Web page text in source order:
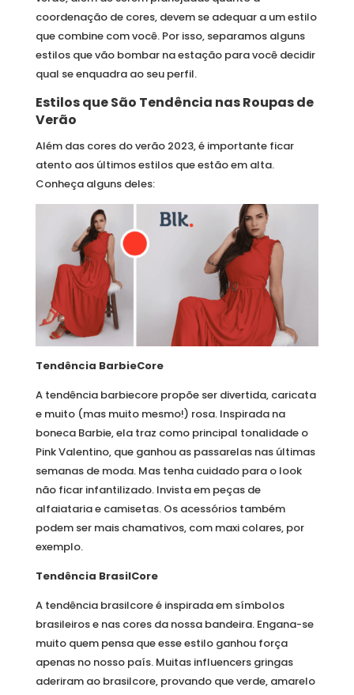
coordenação de cores, devem se adequar a um estilo
que combine com você. Por isso, separamos alguns
estilos que vão bombar na estação para você decidir
qual se enquadra ao seu perfil.
Estilos que São Tendência nas Roupas de
Verão
Além das cores do verão 2023, é importante ficar
atento aos últimos estilos que estão em alta.
Conheça alguns deles:
Tendência BarbieCore
A tendência barbiecore propõe ser divertida, caricata
e muito (mas muito mesmo!) rosa. Inspirada na
boneca Barbie, ela traz como principal tonalidade o
Pink Valentino, que ganhou as passarelas nas últimas
semanas de moda. Mas tenha cuidado para o look
não ficar infantilizado. Invista em peças de
alfaiataria e camisetas. Os acessórios também
podem ser mais chamativos, com maxi colares, por
exemplo.
Tendência BrasilCore
A tendência brasilcore é inspirada em símbolos
brasileiros e nas cores da nossa bandeira. Engana-se
muito quem pensa que esse estilo ganhou força
apenas no nosso país. Muitas influencers gringas
aderiram ao brasilcore, provando que verde, amarelo